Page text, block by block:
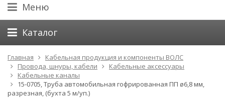
Меню
Каталог
Главная
Кабельная продукция и компоненты ВОЛС
Провода, шнуры, кабели
Кабельные аксессуары
Кабельные каналы
15-0705, Трубa автомобильная гофрированная ПП ø6,8 мм,
разрезная, (бухта 5 м/уп.)